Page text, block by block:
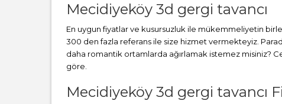
Mecidiyeköy 3d gergi tavancı
En uygun fiyatlar ve kusursuzluk ile mükemmeliyetin
300 den fazla referans ile size hizmet vermekteyiz.
daha romantik ortamlarda ağırlamak istemez misiniz?
göre.
Mecidiyeköy 3d gergi tavancı